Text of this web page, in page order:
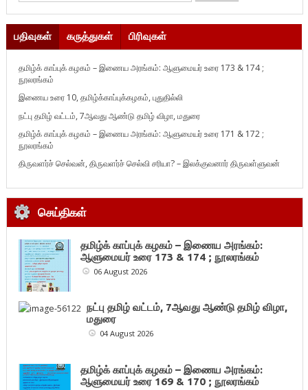
பதிவுகள் கருத்துகள் பிரிவுகள்
தமிழ்க் காப்புக் கழகம் – இணைய அரங்கம்: ஆளுமையர் உரை 173 & 174 ;
நூலரங்கம்
இணைய உரை 10, தமிழ்க்காப்புக்கழகம், புதுதில்லி
நட்பு தமிழ் வட்டம், 7ஆவது ஆண்டு தமிழ் விழா, மதுரை
தமிழ்க் காப்புக் கழகம் – இணைய அரங்கம்: ஆளுமையர் உரை 171 & 172 ;
நூலரங்கம்
திருவளர்ச் செல்வன், திருவளர்ச் செல்வி சரியா? – இலக்குவனார் திருவள்ளுவன்
செய்திகள்
தமிழ்க் காப்புக் கழகம் – இணைய அரங்கம்:
ஆளுமையர் உரை 173 & 174 ; நூலரங்கம்
06 August 2026
நட்பு தமிழ் வட்டம், 7ஆவது ஆண்டு தமிழ் விழா,
மதுரை
04 August 2026
தமிழ்க் காப்புக் கழகம் – இணைய அரங்கம்:
ஆளுமையர் உரை 169 & 170 ; நூலரங்கம்